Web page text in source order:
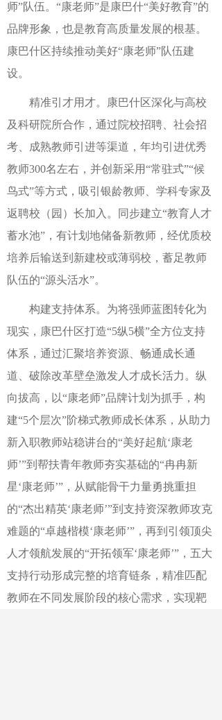
师”队伍。“康老师”是康巴什“美好教育”的
品牌形象，也是教育高质量发展的根基。
康巴什区持续推动美好“康老师”队伍建
设。
精准引才用才。康巴什区深化与高校
及科研院所合作，通过院校招聘、社会招
考、成熟教师引进等渠道，年均引进优秀
教师300名左右，并创新采用“常驻式”“候
鸟式”等方式，吸引银龄教师、学科专家及
返聘校（园）长加入。同步建立“教育人才
蓄水池”，有计划地储备新教师，经优质校
培养后输送到新建校或薄弱校，蓄足教师
队伍的“源头活水”。
构建支持体系。为将强师蓝图转化为
现实，康巴什区打造“5纵5横”全方位支持
体系，通过汇聚培养资源、畅通成长通
道、破除改革壁垒激发人才成长活力。纵
向拔高，以“康老师”品牌计划为抓手，构
建“5个层次”阶梯式教师成长体系，从助力
新入职教师站稳讲台的“美好起航‘康老
师’”到帮扶青年教师夯实基础的“冉冉新
星‘康老师’”，从赋能骨干力量勇挑重担
的“杰出精英‘康老师’”到支持资深教师攻克
难题的“卓越楷模‘康老师’”，再到引领顶尖
人才领航发展的“开拓领军‘康老师’”，五大
支持行动形成完整的培育链条，精准匹配
教师在不同发展阶段的核心需求，实现靶